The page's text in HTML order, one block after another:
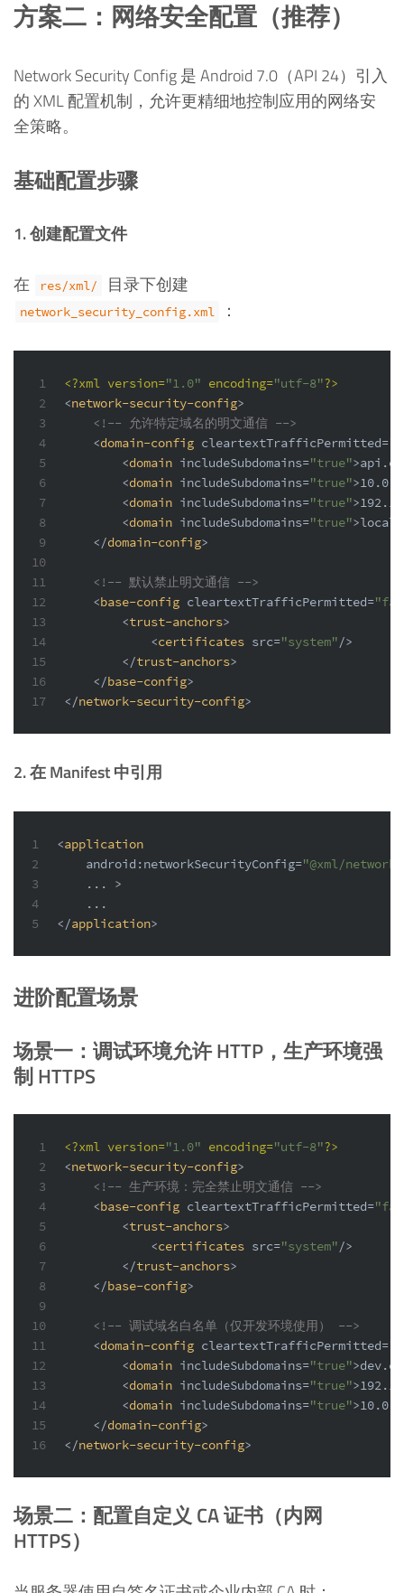
方案二：网络安全配置（推荐）
Network Security Config 是 Android 7.0（API 24）引入
的 XML 配置机制，允许更精细地控制应用的网络安
全策略。
基础配置步骤
1. 创建配置文件
在 res/xml/ 目录下创建
network_security_config.xml ：
1
2
3
4
5
6
7
8
9
10
11
12
13
14
15
16
17
<?xml version="1.0" encoding="utf-8"?>
<network-security-config>
<!-- 允许特定域名的明文通信 -->
<domain-config cleartextTrafficPermitted=
<domain includeSubdomains="true">
<domain includeSubdomains="true">
<domain includeSubdomains="true">
<domain includeSubdomains="true">
</domain-config>
<!-- 默认禁止明文通信 -->
<base-config cleartextTrafficPermitted=
<trust-anchors>
<certificates src="system"/>
</trust-anchors>
</base-config>
</network-security-config>
2. 在 Manifest 中引用
1
2
3
4
5
<application
android:networkSecurityConfig="@xml/
...
>
    ...
</application>
进阶配置场景
场景一：调试环境允许 HTTP，生产环境强
制 HTTPS
1
2
3
4
5
6
7
8
9
10
11
12
13
14
15
16
<?xml version="1.0" encoding="utf-8"?>
<network-security-config>
<!-- 生产环境：完全禁止明文通信 -->
<base-config cleartextTrafficPermitted=
<trust-anchors>
<certificates src="system"/>
</trust-anchors>
</base-config>
<!-- 调试域名白名单（仅开发环境使用） -->
<domain-config cleartextTrafficPermitted=
<domain includeSubdomains="true">
<domain includeSubdomains="true">
<domain includeSubdomains="true">
</domain-config>
</network-security-config>
场景二：配置自定义 CA 证书（内网
HTTPS）